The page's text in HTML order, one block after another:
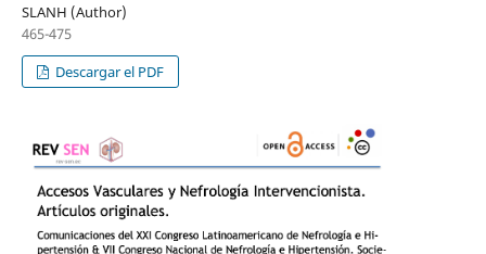
SLANH (Author)
465-475
Descargar el PDF